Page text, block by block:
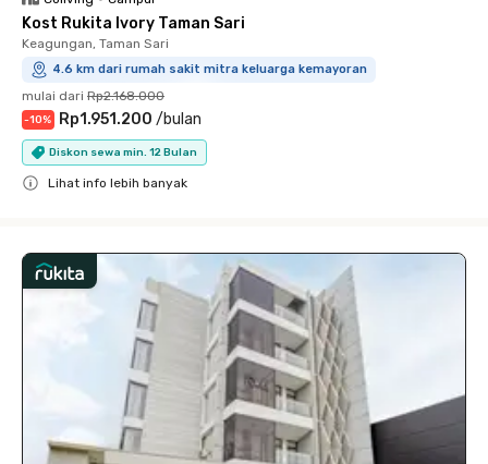
Kost Rukita Ivory Taman Sari
Keagungan, Taman Sari
4.6 km dari rumah sakit mitra keluarga kemayoran
mulai dari Rp2.168.000
-10% Rp1.951.200 /bulan
Diskon sewa min. 12 Bulan
Lihat info lebih banyak